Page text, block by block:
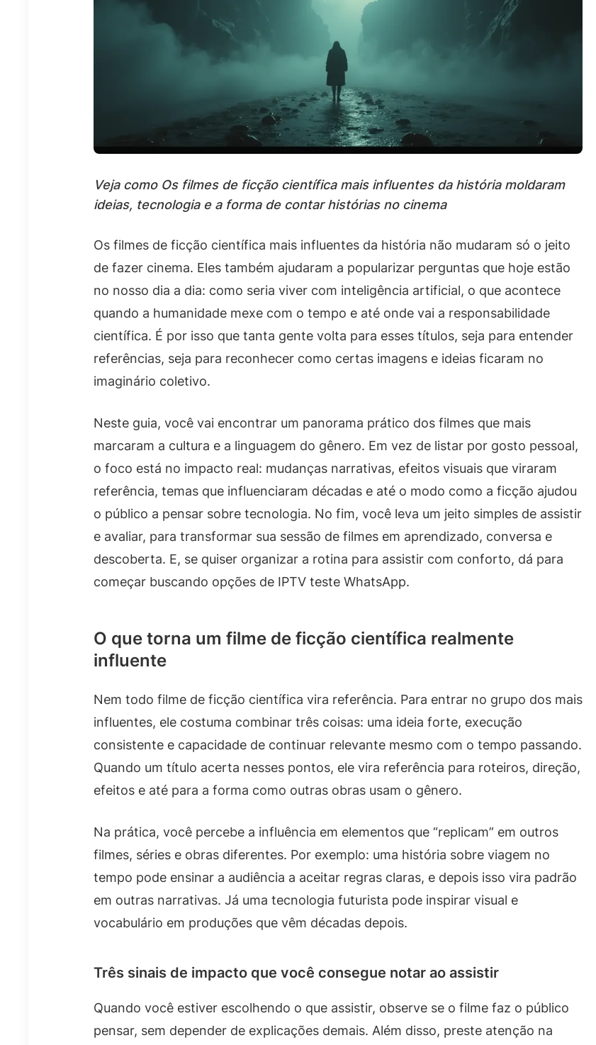
Veja como Os filmes de ficção científica mais influentes da história moldaram
ideias, tecnologia e a forma de contar histórias no cinema
Os filmes de ficção científica mais influentes da história não mudaram só o jeito
de fazer cinema. Eles também ajudaram a popularizar perguntas que hoje estão
no nosso dia a dia: como seria viver com inteligência artificial, o que acontece
quando a humanidade mexe com o tempo e até onde vai a responsabilidade
científica. É por isso que tanta gente volta para esses títulos, seja para entender
referências, seja para reconhecer como certas imagens e ideias ficaram no
imaginário coletivo.
Neste guia, você vai encontrar um panorama prático dos filmes que mais
marcaram a cultura e a linguagem do gênero. Em vez de listar por gosto pessoal,
o foco está no impacto real: mudanças narrativas, efeitos visuais que viraram
referência, temas que influenciaram décadas e até o modo como a ficção ajudou
o público a pensar sobre tecnologia. No fim, você leva um jeito simples de assistir
e avaliar, para transformar sua sessão de filmes em aprendizado, conversa e
descoberta. E, se quiser organizar a rotina para assistir com conforto, dá para
começar buscando opções de IPTV teste WhatsApp.
O que torna um filme de ficção científica realmente
influente
Nem todo filme de ficção científica vira referência. Para entrar no grupo dos mais
influentes, ele costuma combinar três coisas: uma ideia forte, execução
consistente e capacidade de continuar relevante mesmo com o tempo passando.
Quando um título acerta nesses pontos, ele vira referência para roteiros, direção,
efeitos e até para a forma como outras obras usam o gênero.
Na prática, você percebe a influência em elementos que “replicam” em outros
filmes, séries e obras diferentes. Por exemplo: uma história sobre viagem no
tempo pode ensinar a audiência a aceitar regras claras, e depois isso vira padrão
em outras narrativas. Já uma tecnologia futurista pode inspirar visual e
vocabulário em produções que vêm décadas depois.
Três sinais de impacto que você consegue notar ao assistir
Quando você estiver escolhendo o que assistir, observe se o filme faz o público
pensar, sem depender de explicações demais. Além disso, preste atenção na